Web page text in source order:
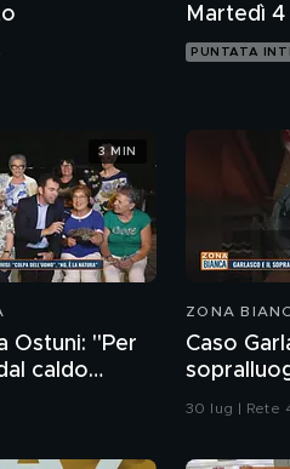
Martedì
PUNTATA
Ostuni: "Per
caldo
i ventagli"
3 MIN
ZONA
Caso
Carabinieri
30 lug | Rete